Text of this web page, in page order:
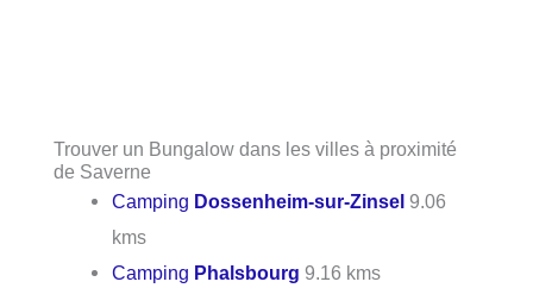
Trouver un Bungalow dans les villes à proximité
de Saverne
Camping Dossenheim-sur-Zinsel 9.06
kms
Camping Phalsbourg 9.16 kms